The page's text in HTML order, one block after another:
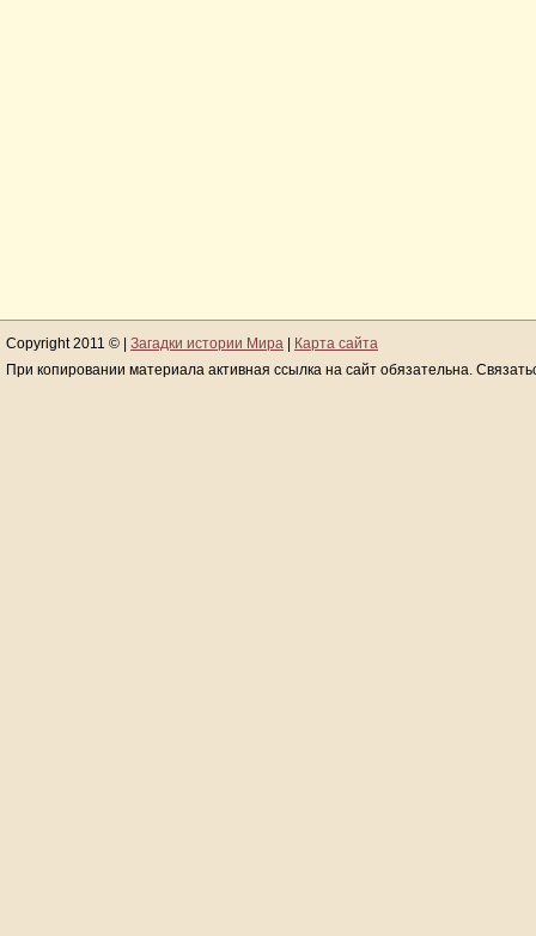
Copyright 2011 © | Загадки истории Мира
Карта сайта
При копировании материала активная ссылка на сайт обязательна.